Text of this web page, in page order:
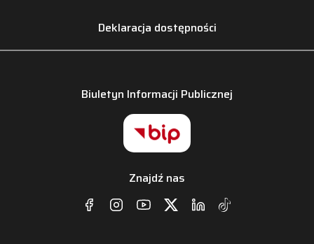
Deklaracja dostępności
Biuletyn Informacji Publicznej
Znajdź nas